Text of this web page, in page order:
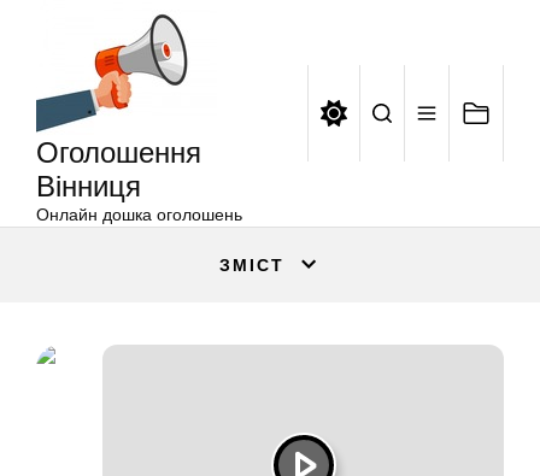
Оголошення
Вінниця
Онлайн дошка оголошень
ЗМІСТ